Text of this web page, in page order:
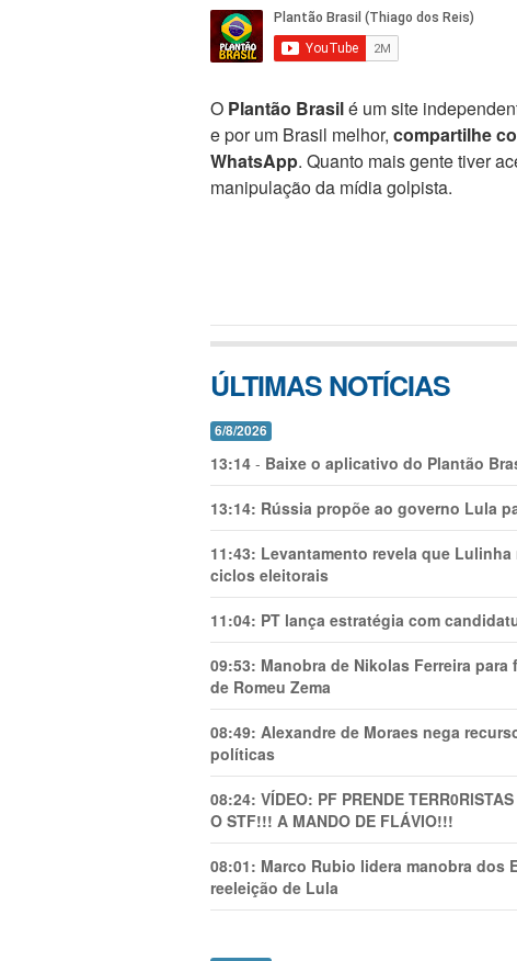
O Plantão Brasilé um site
e por um Brasil melhor, compartilhe
WhatsApp. Quanto mais gente tiver
manipulação da mídia golpista.
ÚLTIMAS NOTÍCIAS
6/8/2026
13:14 - Baixe o aplicativo do Plantão
13:14: Rússia propõe ao governo Lula
11:43: Levantamento revela que
ciclos eleitorais
11:04: PT lança estratégia com
09:53: Manobra de Nikolas Ferreira
de Romeu Zema
08:49: Alexandre de Moraes nega
políticas
08:24: VÍDEO: PF PRENDE
O STF!!! A MANDO DE FLÁVIO!!!
08:01: Marco Rubio lidera manobra dos
reeleição de Lula